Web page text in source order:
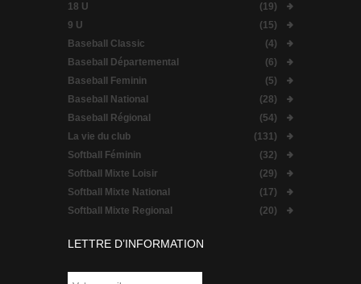
18 U
(19)
9 U
(15)
Baseball Classic
(4)
Baseball Départemental
(6)
Baseball Feminin
(5)
Baseball National
(28)
Baseball Régional
(54)
La vie du club
(131)
Softball Féminin
(32)
Softball Mixte Loisir
(29)
Softball Mixte National
(17)
Softball Mixte Regional
(20)
LETTRE D’INFORMATION